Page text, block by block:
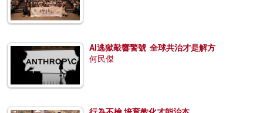
AI逃獄敲響警號 全球共治才是解方
何民傑